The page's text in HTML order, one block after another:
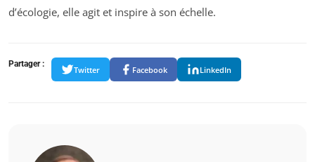
d’écologie, elle agit et inspire à son échelle.
Partager :
Twitter Facebook LinkedIn